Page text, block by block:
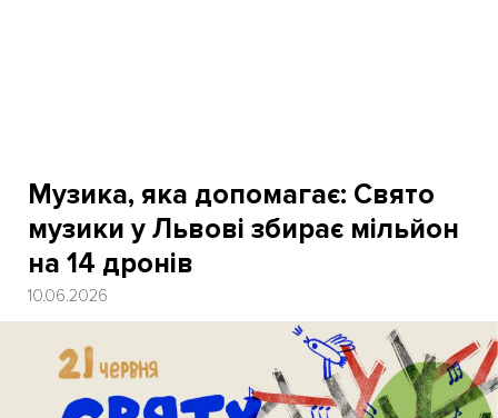
Музика, яка допомагає: Свято
музики у Львові збирає мільйон
на 14 дронів
10.06.2026